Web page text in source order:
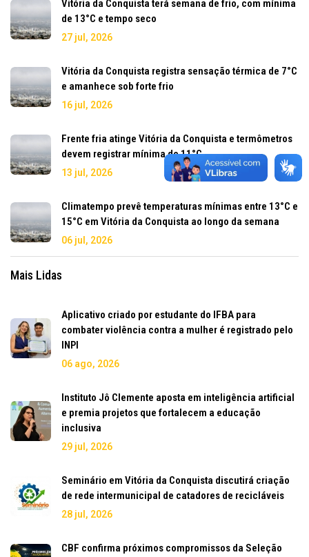
Vitória da Conquista terá semana de frio, com mínima
de 13°C e tempo seco
27 jul, 2026
Vitória da Conquista registra sensação térmica de 7°C
e amanhece sob forte frio
16 jul, 2026
Frente fria atinge Vitória da Conquista e termômetros
devem registrar mínima de 11°C
13 jul, 2026
Climatempo prevê temperaturas mínimas entre 13°C e
15°C em Vitória da Conquista ao longo da semana
06 jul, 2026
Mais Lidas
Aplicativo criado por estudante do IFBA para
combater violência contra a mulher é registrado pelo
INPI
06 ago, 2026
Instituto Jô Clemente aposta em inteligência artificial
e premia projetos que fortalecem a educação
inclusiva
29 jul, 2026
Seminário em Vitória da Conquista discutirá criação
de rede intermunicipal de catadores de recicláveis
28 jul, 2026
CBF confirma próximos compromissos da Seleção